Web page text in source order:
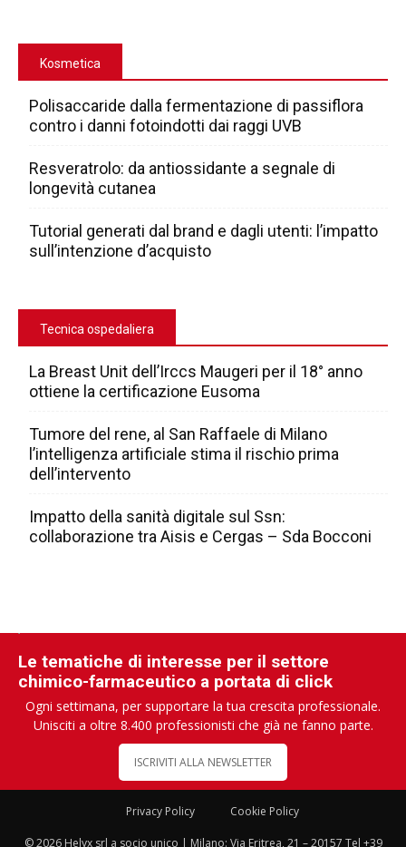
Kosmetica
Polisaccaride dalla fermentazione di passiflora
contro i danni fotoindotti dai raggi UVB
Resveratrolo: da antiossidante a segnale di
longevità cutanea
Tutorial generati dal brand e dagli utenti: l’impatto
sull’intenzione d’acquisto
Tecnica ospedaliera
La Breast Unit dell’Irccs Maugeri per il 18° anno
ottiene la certificazione Eusoma
Tumore del rene, al San Raffaele di Milano
l’intelligenza artificiale stima il rischio prima
dell’intervento
Impatto della sanità digitale sul Ssn:
collaborazione tra Aisis e Cergas – Sda Bocconi
Le tematiche di interesse per il settore
chimico-farmaceutico a portata di click
Ogni settimana, per supportare la tua crescita professionale.
Unisciti a oltre 8.400 professionisti che già ne fanno parte.
ISCRIVITI ALLA NEWSLETTER
Privacy Policy Cookie Policy
© 2026 Helyx srl a socio unico | Milano: Via Eritrea, 21 – 20157 Tel +39